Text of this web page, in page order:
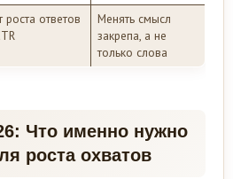
роста ответов
Менять смысл
закрепа, а не
только слова
Что именно нужно
роста охватов